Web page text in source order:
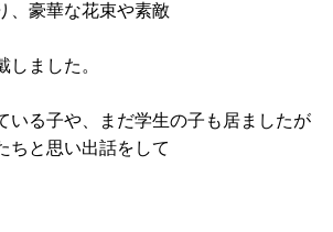
、豪華な花束や素敵
しました。
いる子や、まだ学生の子も居ましたが
ちと思い出話をして